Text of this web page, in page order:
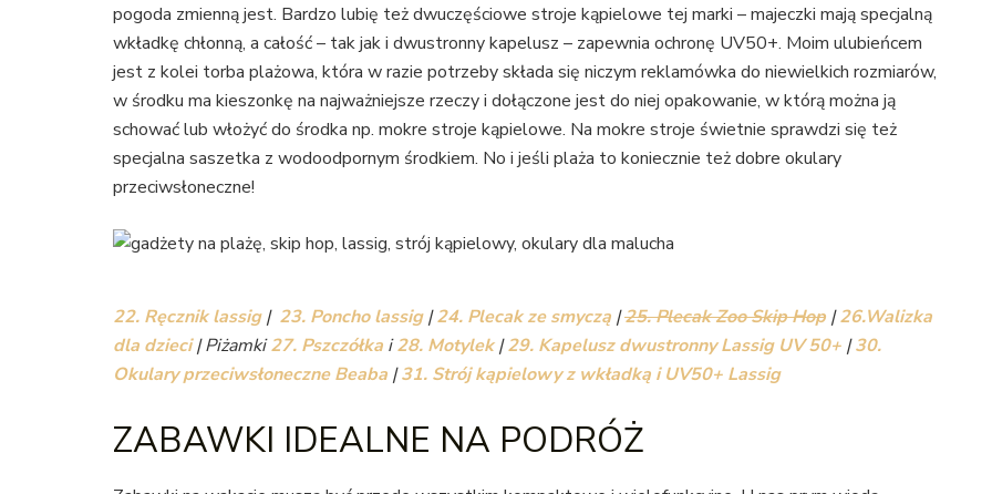
pogoda zmienną jest. Bardzo lubię też dwuczęściowe stroje kąpielowe tej marki – majeczki mają specjalną
wkładkę chłonną, a całość – tak jak i dwustronny kapelusz – zapewnia ochronę UV50+. Moim ulubieńcem
jest z kolei torba plażowa, która w razie potrzeby składa się niczym reklamówka do niewielkich rozmiarów,
w środku ma kieszonkę na najważniejsze rzeczy i dołączone jest do niej opakowanie, w którą można ją
schować lub włożyć do środka np. mokre stroje kąpielowe. Na mokre stroje świetnie sprawdzi się też
specjalna saszetka z wodoodpornym środkiem. No i jeśli plaża to koniecznie też dobre okulary
przeciwsłoneczne!
22. Ręcznik lassig | 23. Poncho lassig|24. Plecak ze smyczą |25. Plecak Zoo Skip Hop |26.Walizka
dla dzieci| Piżamki27. Pszczółka i28. Motylek|29. Kapelusz dwustronny Lassig UV 50+ |30.
Okulary przeciwsłoneczne Beaba |31. Strój kąpielowy z wkładką i UV50+ Lassig
ZABAWKI IDEALNE NA PODRÓŻ